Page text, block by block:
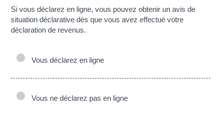
Si vous déclarez en ligne, vous pouvez obtenir un avis de
situation déclarative dès que vous avez effectué votre
déclaration de revenus.
Vous déclarez en ligne
Vous ne déclarez pas en ligne